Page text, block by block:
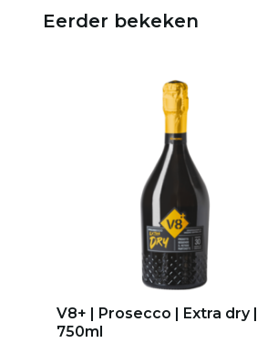
Eerder bekeken
V8+ | Prosecco | Extra dry |
750ml